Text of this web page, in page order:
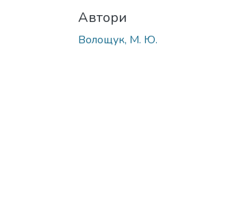
Автори
Волощук, М. Ю.